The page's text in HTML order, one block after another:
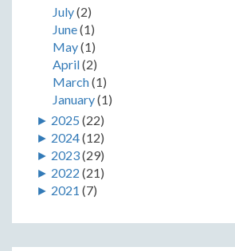
July(2)
June(1)
May(1)
April(2)
March(1)
January(1)
► 2025 (22)
► 2024(12)
► 2023(29)
► 2022 (21)
► 2021 (7)